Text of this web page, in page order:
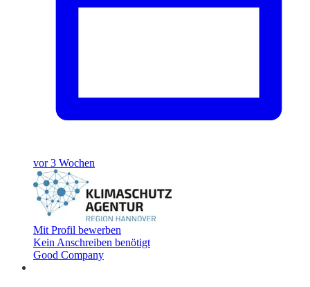
vor 3 Wochen
Mit Profil bewerben
Kein Anschreiben benötigt
Good Company